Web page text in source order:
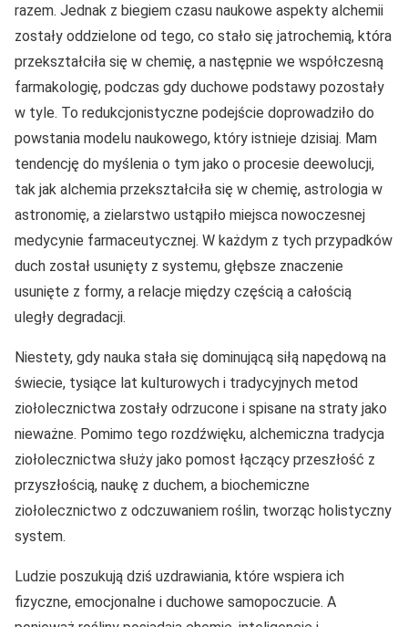
razem. Jednak z biegiem czasu naukowe aspekty alchemii
zostały oddzielone od tego, co stało się jatrochemią, która
przekształciła się w chemię, a następnie we współczesną
farmakologię, podczas gdy duchowe podstawy pozostały
w tyle. To redukcjonistyczne podejście doprowadziło do
powstania modelu naukowego, który istnieje dzisiaj. Mam
tendencję do myślenia o tym jako o procesie deewolucji,
tak jak alchemia przekształciła się w chemię, astrologia w
astronomię, a zielarstwo ustąpiło miejsca nowoczesnej
medycynie farmaceutycznej. W każdym z tych przypadków
duch został usunięty z systemu, głębsze znaczenie
usunięte z formy, a relacje między częścią a całością
uległy degradacji.
Niestety, gdy nauka stała się dominującą siłą napędową na
świecie, tysiące lat kulturowych i tradycyjnych metod
ziołolecznictwa zostały odrzucone i spisane na straty jako
nieważne. Pomimo tego rozdźwięku, alchemiczna tradycja
ziołolecznictwa służy jako pomost łączący przeszłość z
przyszłością, naukę z duchem, a biochemiczne
ziołolecznictwo z odczuwaniem roślin, tworząc holistyczny
system.
Ludzie poszukują dziś uzdrawiania, które wspiera ich
fizyczne, emocjonalne i duchowe samopoczucie. A